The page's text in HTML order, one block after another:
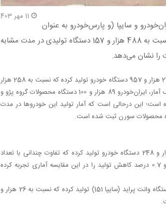
که ایران‌خودرو و سایپا (و پارس‌خودرو به عنوان
زیرمجموعه سایپا) در مجموع 461 هزار و 122 دستگاه خودرو تولید کرده‌اند که نسبت به 488 هزار و 157 دستگاه تولیدی در مدت مشابه
، روزنامه اعتماد نوشت: ایران‌خودرو در 6 ماهه امسال در مجموع 241 هزار و 957 دستگاه خودرو تولید کرده که نسبت به 258 هزار
و 578 دستگاه تولیدی در مدت مشابه سال گذشته، 6.4درصد افت داشته است. به تفکیک آمار، ایران‌خودرو 89 هزار و 100 دستگاه محصولات گروه پژو و
از محصولات خانواده سورن در نیمه نخست سال 1403 تولید کرده است؛ این درحالی است که آمار تولید این خودروها در مدت
دیگر خودروساز بزرگ کشور (سایپا) نیز در 6 ماهه نخست سال جاری در مجموع 49 هزار و 248 دستگاه خودرو تولید کرده که تفاوت چندانی با تعداد
خودروهای تولیدی در مدت مشابه سال گذشته به تعداد 57 هزار و 875 دستگاه ندارد و 0.7 درصد کاهش تولید را در این مقایسه آماری تجربه کرده
به تفکیک آمار، گروه خودروسازی سایپا در 6 ماهه ابتدایی سال جاری 34 هزار و 337 دستگاه وانت پراید (سایپا 151) تولید کرده که نسبت به 26 هزار و